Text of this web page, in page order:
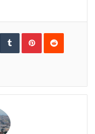
TumblrPinterestReddit